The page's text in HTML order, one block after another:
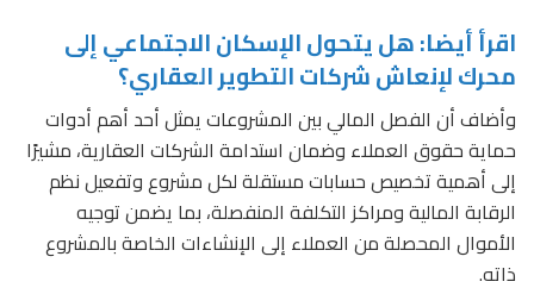
اقرأ أيضا: هل يتحول الإسكان الاجتماعي إلى
محرك لإنعاش شركات التطوير العقاري؟
وأضاف أن الفصل المالي بين المشروعات يمثل أحد أهم أدوات
حماية حقوق العملاء وضمان استدامة الشركات العقارية، مشيرًا
إلى أهمية تخصيص حسابات مستقلة لكل مشروع وتفعيل نظم
الرقابة المالية ومراكز التكلفة المنفصلة، بما يضمن توجيه
الأموال المحصلة من العملاء إلى الإنشاءات الخاصة بالمشروع
ذاته.